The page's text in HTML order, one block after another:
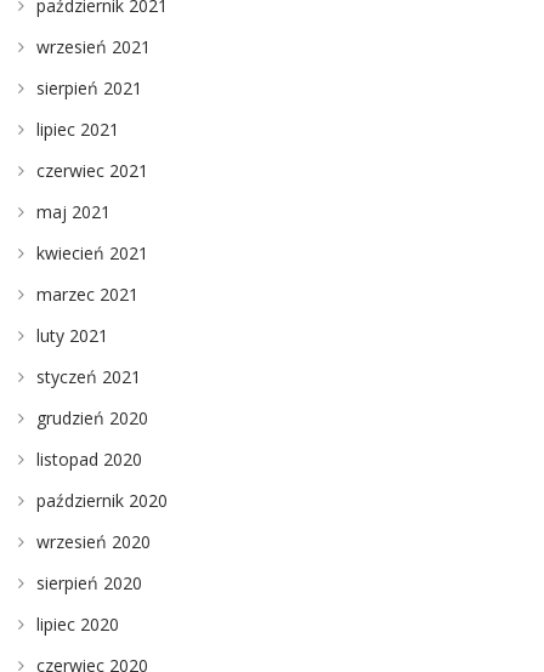
październik 2021
wrzesień 2021
sierpień 2021
lipiec 2021
czerwiec 2021
maj 2021
kwiecień 2021
marzec 2021
luty 2021
styczeń 2021
grudzień 2020
listopad 2020
październik 2020
wrzesień 2020
sierpień 2020
lipiec 2020
czerwiec 2020